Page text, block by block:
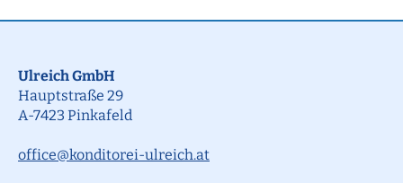
Ulreich GmbH
Hauptstraße 29
A-7423 Pinkafeld
office@konditorei-ulreich.at